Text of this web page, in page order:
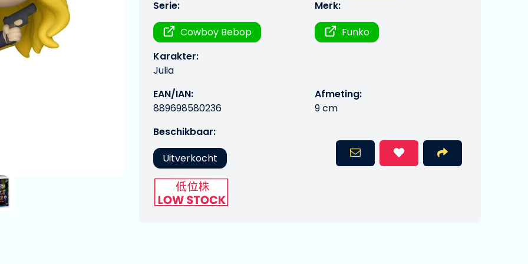
Serie:
Cowboy Bebop
Merk:
Funko
Karakter:
Julia
EAN/IAN:
889698580236
Afmeting:
9 cm
Beschikbaar:
Uitverkocht